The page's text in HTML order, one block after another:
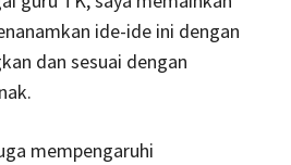
ide-ide ini dengan
dan sesuai dengan
mempengaruhi